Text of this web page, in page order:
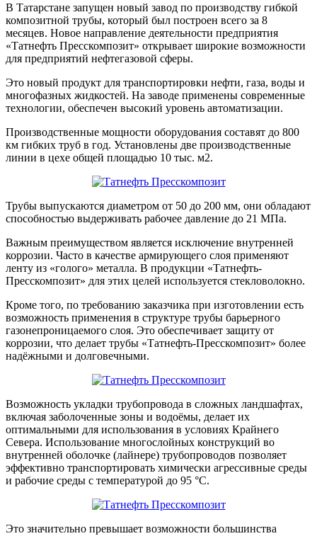
В Татарстане запущен новый завод по производству гибкой
композитной трубы, который был построен всего за 8
месяцев. Новое направление деятельности предприятия
«Татнефть Пресскомпозит» открывает широкие возможности
для предприятий нефтегазовой сферы.
Это новый продукт для транспортировки нефти, газа, воды и
многофазных жидкостей. На заводе применены современные
технологии, обеспечен высокий уровень автоматизации.
Производственные мощности оборудования составят до 800
км гибких труб в год. Установлены две производственные
линии в цехе общей площадью 10 тыс. м2.
Трубы выпускаются диаметром от 50 до 200 мм, они обладают
способностью выдерживать рабочее давление до 21 МПа.
Важным преимуществом является исключение внутренней
коррозии. Часто в качестве армирующего слоя применяют
ленту из «голого» металла. В продукции «Татнефть-
Пресскомпозит» для этих целей используется стекловолокно.
Кроме того, по требованию заказчика при изготовлении есть
возможность применения в структуре трубы барьерного
газонепроницаемого слоя. Это обеспечивает защиту от
коррозии, что делает трубы «Татнефть-Пресскомпозит» более
надёжными и долговечными.
Возможность укладки трубопровода в сложных ландшафтах,
включая заболоченные зоны и водоёмы, делает их
оптимальными для использования в условиях Крайнего
Севера. Использование многослойных конструкций во
внутренней оболочке (лайнере) трубопроводов позволяет
эффективно транспортировать химически агрессивные среды
и рабочие среды с температурой до 95 °C.
Это значительно превышает возможности большинства